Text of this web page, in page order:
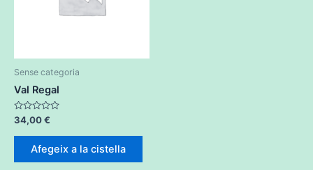
Sense categoria
Val Regal
Puntuat
amb
0
34,00€
Afegeix a la cistella